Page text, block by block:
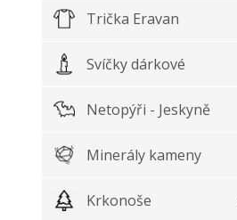
Trička Eravan
Svíčky dárkové
Netopýři - Jeskyně
Minerály kameny
Krkonoše